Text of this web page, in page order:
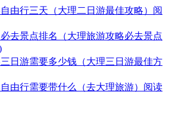
由行三天（大理二日游最佳攻略） 阅
去景点排名（大理旅游攻略必去景点
日游需要多少钱（大理三日游最佳方
由行需要带什么（去大理旅游） 阅读